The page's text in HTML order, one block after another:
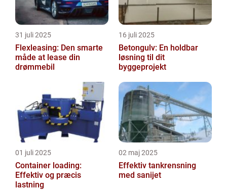
31 juli 2025
Flexleasing: Den smarte
måde at lease din
drømmebil
16 juli 2025
Betongulv: En holdbar
løsning til dit
byggeprojekt
01 juli 2025
Container loading:
Effektiv og præcis
lastning
02 maj 2025
Effektiv tankrensning
med sanijet